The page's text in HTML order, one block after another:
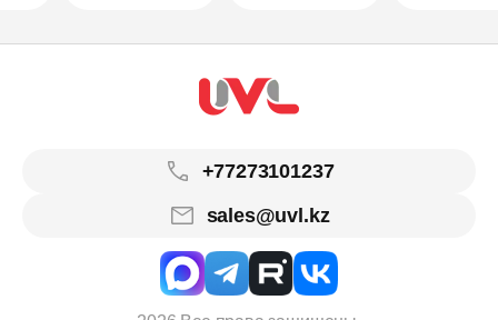
+77273101237
sales@uvl.kz